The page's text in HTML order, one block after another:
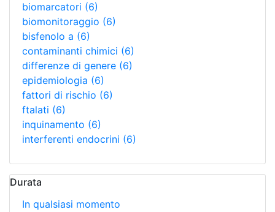
biomarcatori (6)
biomonitoraggio (6)
bisfenolo a (6)
contaminanti chimici (6)
differenze di genere (6)
epidemiologia (6)
fattori di rischio (6)
ftalati (6)
inquinamento (6)
interferenti endocrini (6)
Durata
In qualsiasi momento